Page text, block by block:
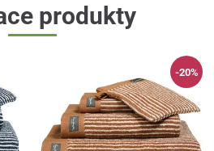
produkty
-20%